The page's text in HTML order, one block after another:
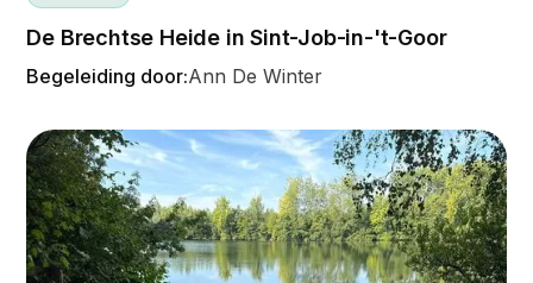
De Brechtse Heide in Sint-Job-in-'t-Goor
Begeleiding door:Ann De Winter